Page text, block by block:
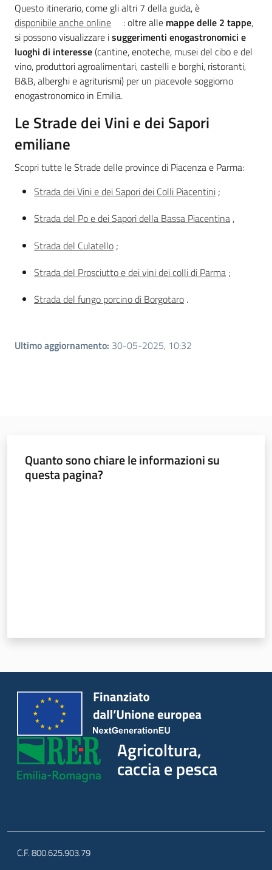
Questo itinerario, come gli altri 7 della guida, è
disponibile anche online
: oltre alle mappe delle 2 tappe,
si possono visualizzare isuggerimenti enogastronomici e
luoghi di interesse(cantine, enoteche, musei del cibo e del
vino, produttori agroalimentari, castelli e borghi, ristoranti,
B&B, alberghi e agriturismi) per un piacevole soggiorno
enogastronomico in Emilia.
Le Strade dei Vini e dei Sapori
emiliane
Scopri tutte le Strade delle province di Piacenza e Parma:
Strada dei Vini e dei Sapori dei Colli Piacentini ;
Strada del Po e dei Sapori della Bassa Piacentina,
Strada del Culatello ;
Strada del Prosciutto e dei vini dei colli di Parma ;
Strada del fungo porcino di Borgotaro .
Ultimo aggiornamento: 30-05-2025, 10:32
Quanto sono chiare le informazioni su
questa pagina?
Agricoltura,
caccia e pesca
C.F. 800.625.903.79